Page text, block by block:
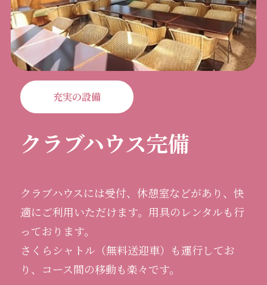
充実の設備
クラブハウス完備
クラブハウスには受付、休憩室などがあり、快
適にご利用いただけます。用具のレンタルも行
っております。
さくらシャトル（無料送迎車）も運行してお
り、コース間の移動も楽々です。